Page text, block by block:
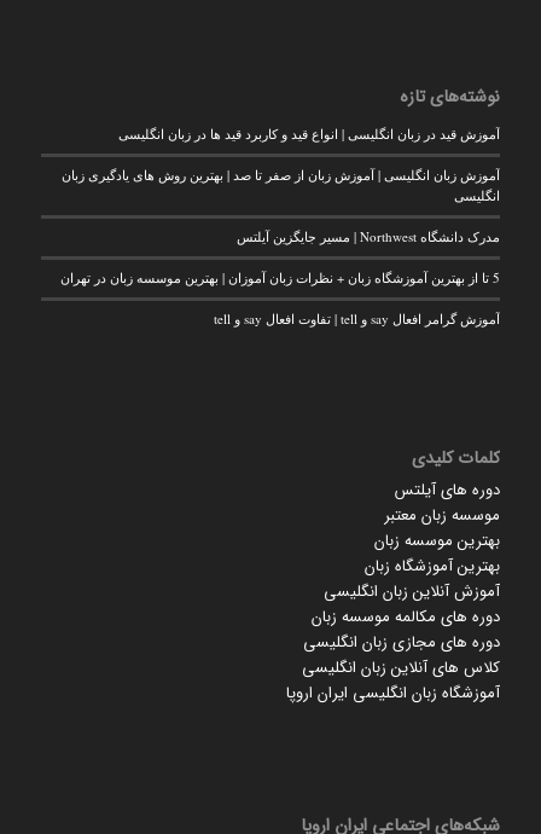
نوشته‌های تازه
آموزش قید در زبان انگلیسی | انواع قید و کاربرد قید ها در زبان انگلیسی
آموزش زبان انگلیسی | آموزش زبان از صفر تا صد | بهترین روش های یادگیری زبان
انگلیسی
مدرک دانشگاه Northwest | مسیر جایگزین آیلتس
5 تا از بهترین آموزشگاه زبان + نظرات زبان آموزان | بهترین موسسه زبان در تهران
آموزش گرامر افعال say و tell | تفاوت افعال say و tell
کلمات کلیدی
دوره های آیلتس
موسسه زبان معتبر
بهترین موسسه زبان
بهترین آموزشگاه زبان
آموزش آنلاین زبان انگلیسی
دوره های مکالمه موسسه زبان
دوره های مجازی زبان انگلیسی
کلاس های آنلاین زبان انگلیسی
آموزشگاه زبان انگلیسی ایران اروپا
شبکه‌های اجتماعی ایران‌ اروپا